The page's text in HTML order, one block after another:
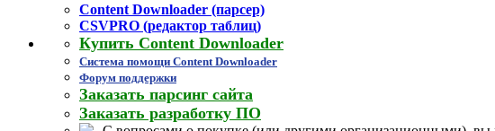
Content Downloader (парсер)
CSVPRO (редактор таблиц)
Купить Content Downloader
Система помощи Content Downloader
Форум поддержки
Заказать парсинг сайта
Заказать разработку ПО